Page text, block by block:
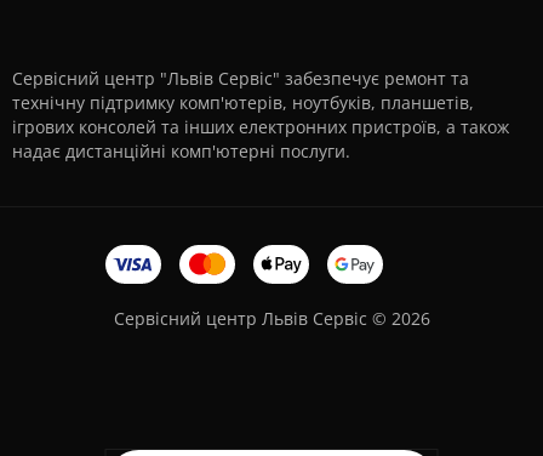
Сервісний центр "Львів Сервіс" забезпечує ремонт та
технічну підтримку комп'ютерів, ноутбуків, планшетів,
ігрових консолей та інших електронних пристроїв, а також
надає дистанційні комп'ютерні послуги.
Сервісний центр Львів Сервіс © 2026